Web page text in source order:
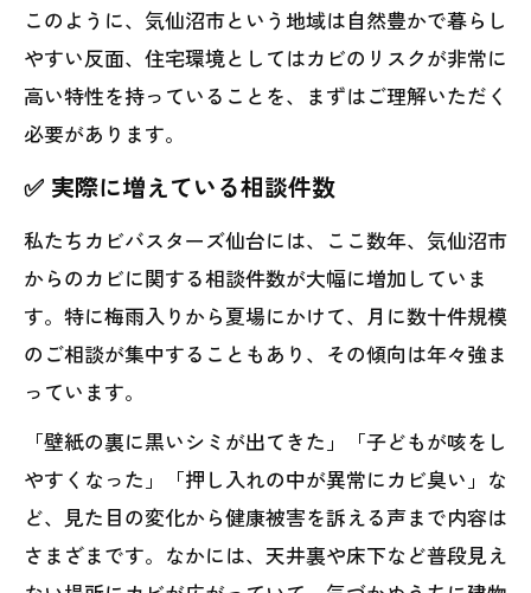
このように、気仙沼市という地域は自然豊かで暮らし
やすい反面、住宅環境としてはカビのリスクが非常に
高い特性を持っていることを、まずはご理解いただく
必要があります。
✅ 実際に増えている相談件数
私たちカビバスターズ仙台には、ここ数年、気仙沼市
からのカビに関する相談件数が大幅に増加していま
す。特に梅雨入りから夏場にかけて、月に数十件規模
のご相談が集中することもあり、その傾向は年々強ま
っています。
「壁紙の裏に黒いシミが出てきた」「子どもが咳をし
やすくなった」「押し入れの中が異常にカビ臭い」な
ど、見た目の変化から健康被害を訴える声まで内容は
さまざまです。なかには、天井裏や床下など普段見え